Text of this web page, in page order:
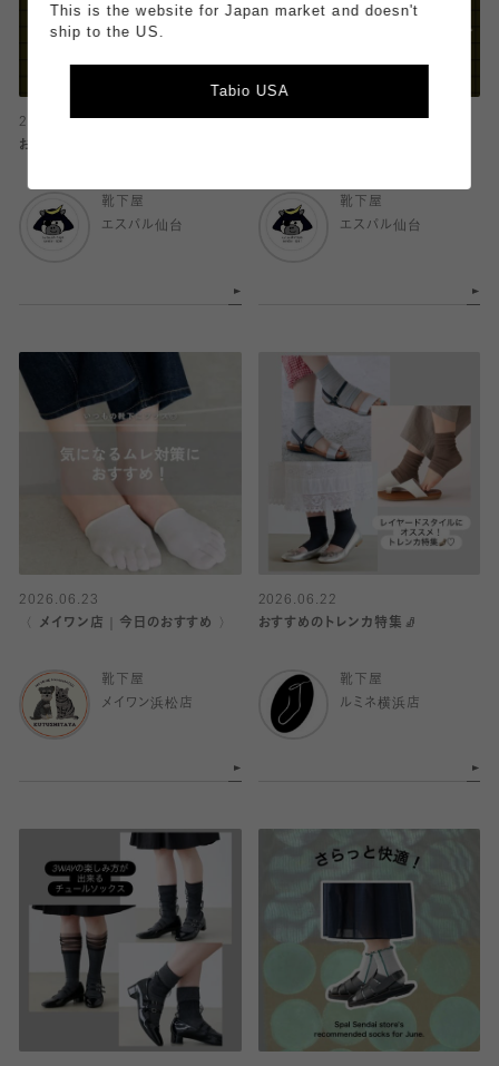
2026.06.23
お悩み解決！🩴👡
靴下屋
エスパル仙台
2026.06.23
靴下屋
エスパル仙台
2026.06.23
〈 メイワン店｜今日のおすすめ 〉
靴下屋
メイワン浜松店
2026.06.22
おすすめのトレンカ特集🧦
靴下屋
ルミネ横浜店
This is the website for Japan market and doesn't
ship to the US.
Tabio USA